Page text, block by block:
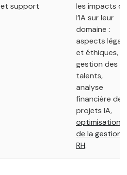
et support
les impacts de
l’IA sur leur
domaine :
aspects
et éthiques,
gestion des
talents,
analyse
financière des
projets IA,
optimisation
de la gestion
RH.